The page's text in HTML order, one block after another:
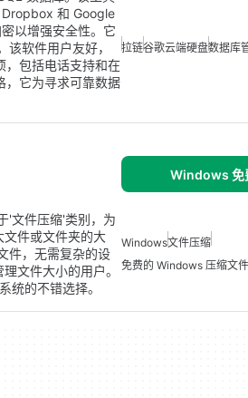
Dropbox 和 Google
以增强安全性。它
软件用户友好，
，包括电话支持和在
，它为寻求可靠数据
拉链谷歌云端硬盘数据库
Windows 免
'文件压缩'类别，为
件或文件夹的大
件，无需复杂的设
文件大小的用户。
统的不错选择。
Windows文件压缩
免费的 Windows 压缩文件